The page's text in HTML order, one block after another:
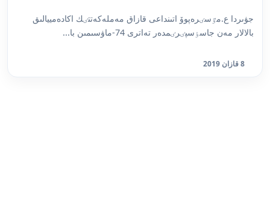
جۋىردا ع.مٷسٸرەپوۆ اتىنداعى قازاق مەملەكەتتٸك اكادەمييالىق
بالالار مەن جاسٶسپٸرٸمدەر تەاترى 74-ماۋسىمىن با...
8 قازان 2019